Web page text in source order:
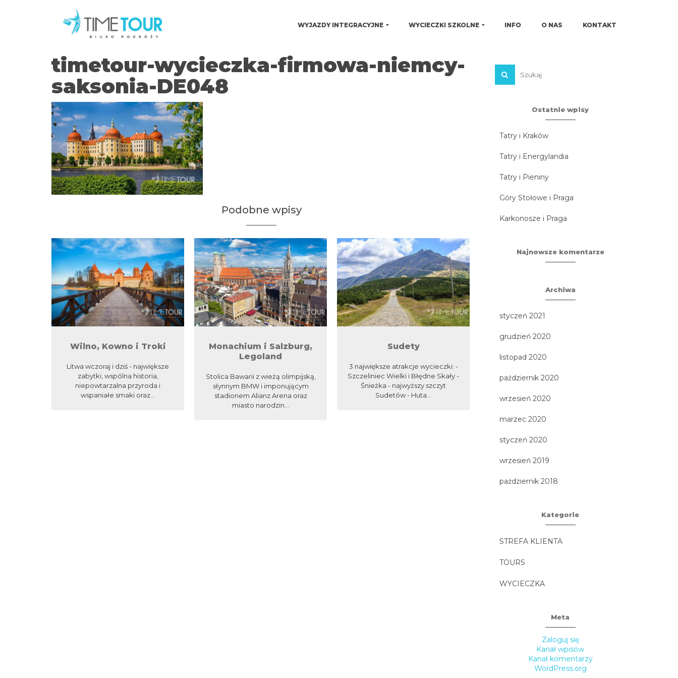
WYJAZDY INTEGRACYJNE WYCIECZKI SZKOLNE INFO O NAS KONTAKT
timetour-wycieczka-firmowa-niemcy-
saksonia-DE048
Podobne wpisy
Wilno, Kowno i Troki
Litwa wczoraj i dziś - największe
zabytki, wspólna historia,
niepowtarzalna przyroda i
wspaniałe smaki oraz...
Monachium i Salzburg,
Legoland
Stolica Bawarii z wieżą olimpijską,
słynnym BMW i imponującym
stadionem Alianz Arena oraz
miasto narodzin...
Sudety
3 największe atrakcje wycieczki: -
Szczeliniec Wielki i Błędne Skały -
Śnieżka - najwyższy szczyt
Sudetów - Huta...
Katedralne, spaceruj śladami
Stare Miasto w Elblągu i popłyń...
Ostatnie wpisy
Tatry i Kraków
Tatry i Energylandia
Tatry i Pieniny
Góry Stołowe i Praga
Karkonosze i Praga
Najnowsze komentarze
Archiwa
styczeń 2021
grudzień 2020
listopad 2020
październik 2020
wrzesień 2020
marzec 2020
styczeń 2020
wrzesień 2019
październik 2018
Kategorie
STREFA KLIENTA
TOURS
WYCIECZKA
Meta
Zaloguj się
Kanał wpisów
Kanał komentarzy
WordPress.org